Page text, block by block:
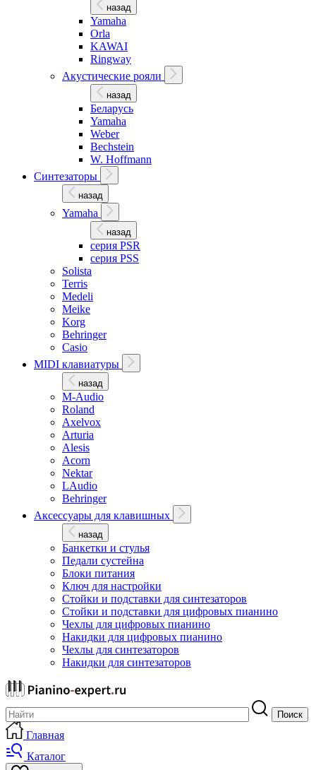
назад
Yamaha
Orla
KAWAI
Ringway
Акустические рояли
назад
Беларусь
Yamaha
Weber
Bechstein
W. Hoffmann
Синтезаторы
назад
Yamaha
назад
серия PSR
серия PSS
Solista
Terris
Medeli
Meike
Korg
Behringer
Casio
MIDI клавиатуры
назад
M-Audio
Roland
Axelvox
Arturia
Alesis
Acorn
Nektar
LAudio
Behringer
Аксессуары для клавишных
назад
Банкетки и стулья
Педали сустейна
Блоки питания
Ключ для настройки
Стойки и подставки для синтезаторов
Стойки и подставки для цифровых пианино
Чехлы для цифровых пианино
Накидки для цифровых пианино
Чехлы для синтезаторов
Накидки для синтезаторов
Поиск
Главная
Каталог